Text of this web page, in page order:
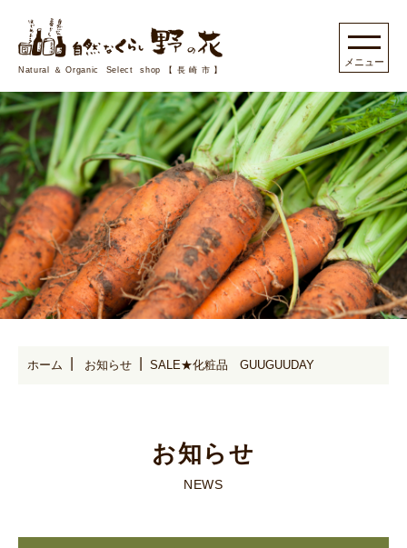
Natural＆Organic Select shop【長崎市】
ホーム お知らせ SALE★化粧品 GUUGUUDAY
お知らせ
NEWS